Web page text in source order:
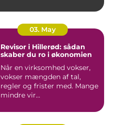
03. May
Revisor i Hillerød: sådan
skaber du ro i økonomien
Når en virksomhed vokser,
vokser mængden af tal,
regler og frister med. Mange
mindre vir...